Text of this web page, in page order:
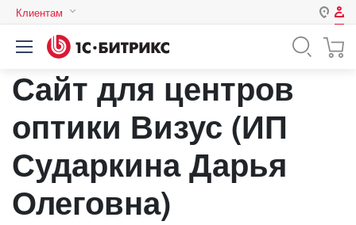
Клиентам
Казахстан
Авторизация
Логин
Пароль
Сайт для центров
оптики Визус (ИП
Сударкина Дарья
Олеговна)